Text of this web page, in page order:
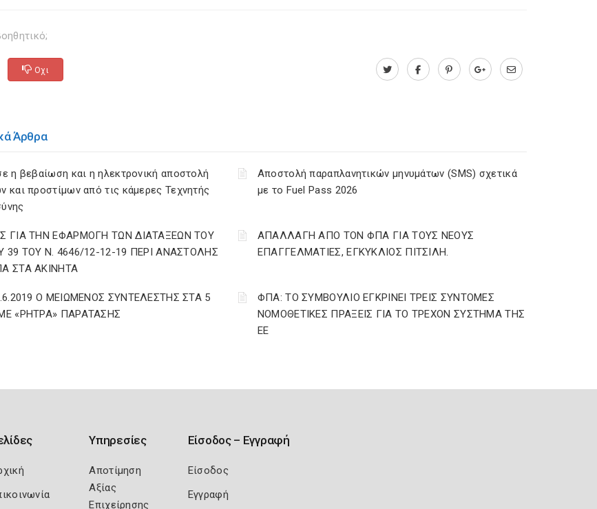
Οχι
Άρθρα
η βεβαίωση και η ηλεκτρονική αποστολή
και προστίμων από τις κάμερες Τεχνητής
Αποστολή παραπλανητικών μηνυμάτων (SMS) σχετικά
με το Fuel Pass 2026
ΓΙΑ ΤΗΝ ΕΦΑΡΜΟΓΗ ΤΩΝ ΔΙΑΤΑΞΕΩΝ ΤΟΥ
39 ΤΟΥ Ν. 4646/12-12-19 ΠΕΡΙ ΑΝΑΣΤΟΛΗΣ
ΣΤΑ ΑΚΙΝΗΤΑ
ΑΠΑΛΛΑΓΗ ΑΠΟ ΤΟΝ ΦΠΑ ΓΙΑ ΤΟΥΣ ΝΕΟΥΣ
ΕΠΑΓΓΕΛΜΑΤΙΕΣ, ΕΓΚΥΚΛΙΟΣ ΠΙΤΣΙΛΗ.
Ο ΜΕΙΩΜΕΝΟΣ ΣΥΝΤΕΛΕΣΤΗΣ ΣΤΑ 5
«ΡΗΤΡΑ» ΠΑΡΑΤΑΣΗΣ
ΦΠΑ: ΤΟ ΣΥΜΒΟΥΛΙΟ ΕΓΚΡΙΝΕΙ ΤΡΕΙΣ ΣΥΝΤΟΜΕΣ
ΝΟΜΟΘΕΤΙΚΕΣ ΠΡΑΞΕΙΣ ΓΙΑ ΤΟ ΤΡΕΧΟΝ ΣΥΣΤΗΜΑ ΤΗΣ
ΕΕ
Υπηρεσίες
Αποτίμηση
Αξίας
Επιχείρησης
Είσοδος – Εγγραφή
Είσοδος
Εγγραφή